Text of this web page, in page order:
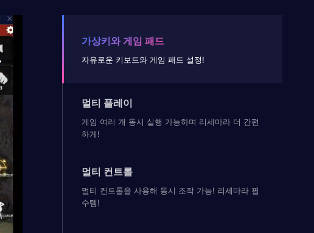
가상키와 게임 패드
자유로운 키보드와 게임 패드 설정!
멀티 플레이
게임 여러 개 동시 실행 가능하며 리세마라 더 간편
하게!
멀티 컨트롤
멀티 컨트롤을 사용해 동시 조작 가능! 리세마라 필
수템!